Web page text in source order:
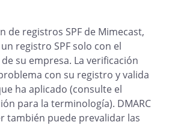
de registros SPF de Mimecast,
registro SPF solo con el
su empresa. La verificación
con su registro y valida
ha aplicado (consulte el
para la terminología). DMARC
también puede prevalidar las